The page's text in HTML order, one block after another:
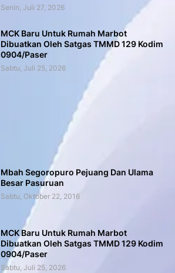
Senin, Juli 27, 2026
MCK Baru Untuk Rumah Marbot
Dibuatkan Oleh Satgas TMMD 129 Kodim
0904/Paser
Sabtu, Juli 25, 2026
Mbah Segoropuro Pejuang Dan Ulama
Besar Pasuruan
Sabtu, Oktober 22, 2016
MCK Baru Untuk Rumah Marbot
Dibuatkan Oleh Satgas TMMD 129 Kodim
0904/Paser
Sabtu, Juli 25, 2026